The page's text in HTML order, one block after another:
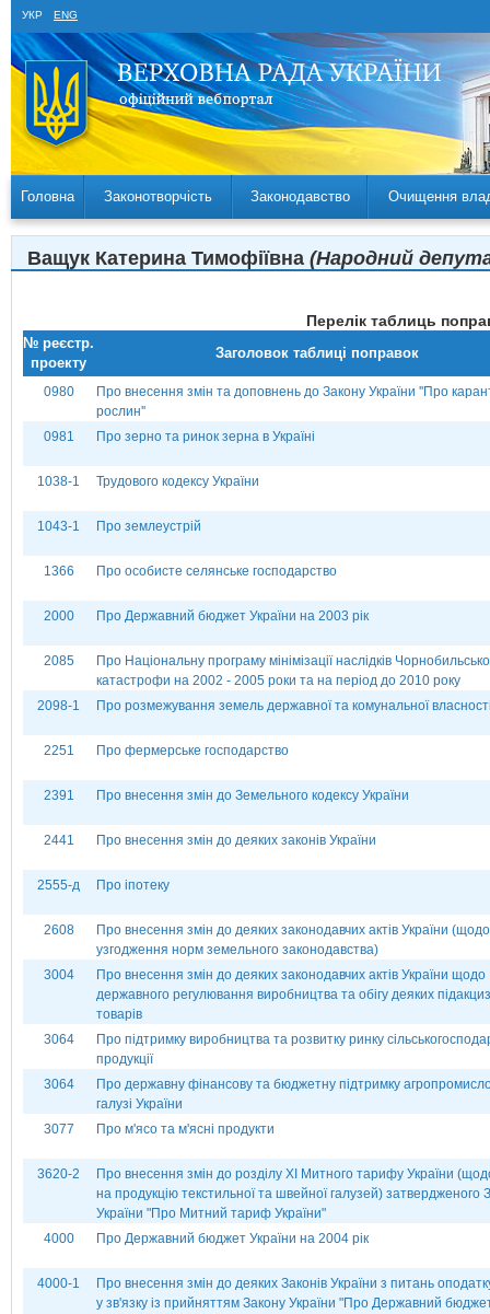
УКР ENG
Головна Законотворчість Законодавство Очищення
Ващук Катерина Тимофіївна (Народний
Перелік таблиць
№ реєстр.
проекту
Заголовок таблиці поправок
0980
Про внесення змін та доповнень до Закону України ''Про
рослин''
0981
Про зерно та ринок зерна в Україні
1038-1 Трудового кодексу України
1043-1 Про землеустрій
1366 Про особисте селянське господарство
2000 Про Державний бюджет України на 2003 рік
2085
Про Національну програму мінімізації наслідків
катастрофи на 2002 - 2005 роки та на період до 2010 року
2098-1
Про розмежування земель державної та комунальної
2251 Про фермерське господарство
2391 Про внесення змін до Земельного кодексу України
2441 Про внесення змін до деяких законів України
2555-д Про іпотеку
2608
Про внесення змін до деяких законодавчих актів України (щодо
узгодження норм земельного законодавства)
3004
Про внесення змін до деяких законодавчих актів України щодо
державного регулювання виробництва та обігу деяких
товарів
3064
Про підтримку виробництва та розвитку ринку
продукції
3064
Про державну фінансову та бюджетну підтримку
галузі України
3077
Про м'ясо та м'ясні продукти
3620-2
Про внесення змін до розділу ХІ Митного тарифу України
на продукцію текстильної та швейної галузей) затвердженого
України "Про Митний тариф України"
4000
Про Державний бюджет України на 2004 рік
4000-1
Про внесення змін до деяких Законів України з питань
у зв'язку із прийняттям Закону України "Про Державний